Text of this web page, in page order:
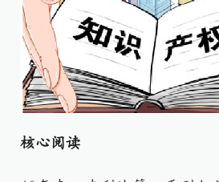
核心阅读